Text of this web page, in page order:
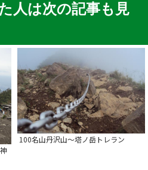
人は次の記事も見
100名山丹沢山～塔ノ岳トレラン